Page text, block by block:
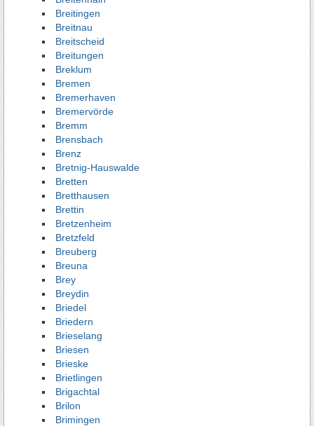
Breitingen
Breitnau
Breitscheid
Breitungen
Breklum
Bremen
Bremerhaven
Bremervörde
Bremm
Brensbach
Brenz
Bretnig-Hauswalde
Bretten
Bretthausen
Brettin
Bretzenheim
Bretzfeld
Breuberg
Breuna
Brey
Breydin
Briedel
Briedern
Brieselang
Briesen
Brieske
Brietlingen
Brigachtal
Brilon
Brimingen